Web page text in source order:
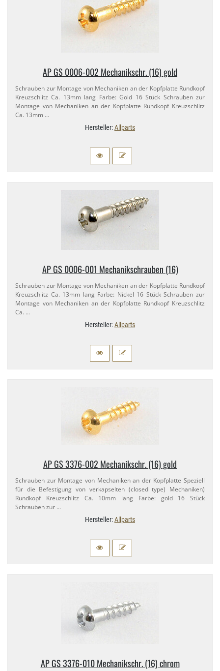
AP GS 0006-​002 Mechanikschr. (16) gold
Schrauben zur Montage von Mechaniken an der Kopfplatte Rundkopf
Kreuzschlitz Ca. 13mm lang Farbe: Gold 16 Stück Schrauben zur
Montage von Mechaniken an der Kopfplatte Rundkopf Kreuzschlitz
Ca. 13mm …
Hersteller:Allparts
AP GS 0006-​001 Mechanikschrauben (16)
Schrauben zur Montage von Mechaniken an der Kopfplatte Rundkopf
Kreuzschlitz Ca. 13mm lang Farbe: Nickel 16 Stück Schrauben zur
Montage von Mechaniken an der Kopfplatte Rundkopf Kreuzschlitz
Ca. …
Hersteller:Allparts
AP GS 3376-​002 Mechanikschr. (16) gold
Schrauben zur Montage von Mechaniken an der Kopfplatte Speziell
für die Befestigung von verkapselten (closed type) Mechaniken)
Rundkopf Kreuzschlitz Ca. 10mm lang Farbe: gold 16 Stück
Schrauben zur …
Hersteller:Allparts
AP GS 3376-​010 Mechanikschr. (16) chrom